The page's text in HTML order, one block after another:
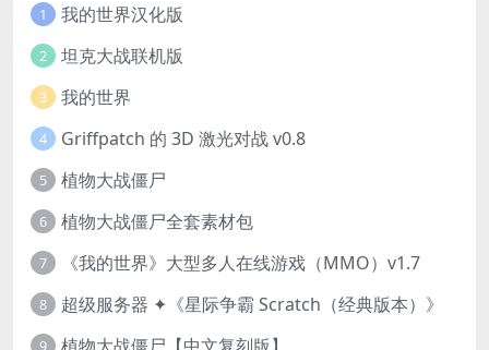
1 我的世界汉化版
2 坦克大战联机版
3 我的世界
4 Griffpatch 的 3D 激光对战 v0.8
5 植物大战僵尸
6 植物大战僵尸全套素材包
7 《我的世界》大型多人在线游戏（MMO）v1.7
8 超级服务器 ✦《星际争霸 Scratch（经典版本）》
9